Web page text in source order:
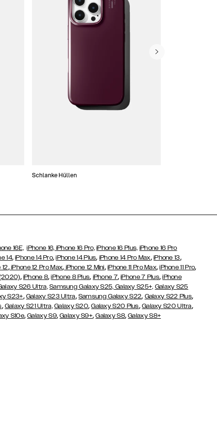
Schlanke Hüllen
16E, iPhone 16, iPhone 16 Pro, iPhone 16 Plus, iPhone 16 Pro
14,iPhone 14 Pro,iPhone 14 Plus, iPhone 14 Pro Max, iPhone 13,
12,iPhone 12 Pro Max, iPhone 12 Mini, iPhone 11 Pro Max,iPhone 11 Pro,
, iPhone 8,iPhone 8 Plus, iPhone 7,iPhone 7 Plus,iPhone
S26 Ultra, Samsung Galaxy S25, Galaxy S25+, Galaxy S25
S23+, Galaxy S23 Ultra, Samsung Galaxy S22, Galaxy S22 Plus,
, Galaxy S21 Ultra, Galaxy S20,Galaxy S20 Plus, Galaxy S20 Ultra,
S10e,Galaxy S9,Galaxy S9+,Galaxy S8,Galaxy S8+